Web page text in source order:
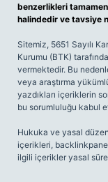
benzerlikleri
halindedir ve tavsiye
Sitemiz, 5651 Sayılı
Kurumu (BTK)
vermektedir. Bu
veya araştırma
yazdıkları içeriklerin
bu sorumluluğu kabul
Hukuka ve yasal
içerikleri,
ilgili içerikler yasal